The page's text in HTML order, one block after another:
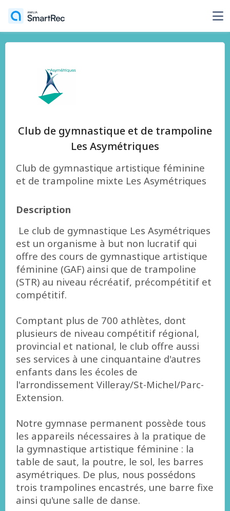
Club de gymnastique et de trampoline
Les Asymétriques
Club de gymnastique artistique féminine
et de trampoline mixte Les Asymétriques
Description
​ Le club de gymnastique Les Asymétriques
est un organisme à but non lucratif qui
offre des cours de gymnastique artistique
féminine (GAF) ainsi que de trampoline
(STR) au niveau récréatif, précompétitif et
compétitif.
Comptant plus de 700 athlètes, dont
plusieurs de niveau compétitif régional,
provincial et national, le club offre aussi
ses services à une cinquantaine d'autres
enfants dans les écoles de
l'arrondissement Villeray/St-Michel/Parc-
Extension.
Notre gymnase permanent possède tous
les appareils nécessaires à la pratique de
la gymnastique artistique féminine : la
table de saut, la poutre, le sol, les barres
asymétriques. De plus, nous possédons
trois trampolines encastrés, une barre fixe
ainsi qu'une salle de danse.